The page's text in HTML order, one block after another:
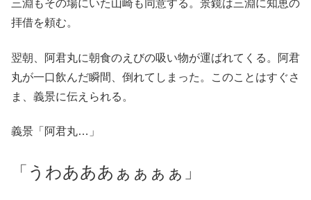
三淵もその場にいた山崎も同意する。景鏡は三淵に知恵の
拝借を頼む。
翌朝、阿君丸に朝食のえびの吸い物が運ばれてくる。阿君
丸が一口飲んだ瞬間、倒れてしまった。このことはすぐさ
ま、義景に伝えられる。
義景「阿君丸…」
「うわあああぁぁぁぁ」